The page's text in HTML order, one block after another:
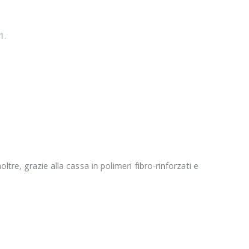
grazie alla cassa in polimeri fibro-rinforzati e